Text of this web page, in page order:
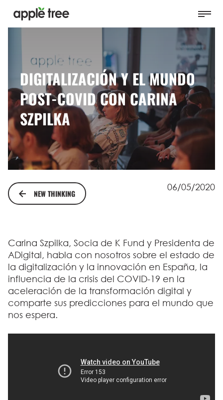
DIGITALIZACIÓN Y EL MUNDO
POST-COVID CON CARINA
SZPILKA
NEW THINKING
06/05/2020
Carina Szpilka, Socia de K Fund y Presidenta de
ADigital, habla con nosotros sobre el estado de
la digitalización y la innovación en España, la
influencia de la crisis del COVID-19 en la
aceleración de la transformación digital y
comparte sus predicciones para el mundo que
nos espera.